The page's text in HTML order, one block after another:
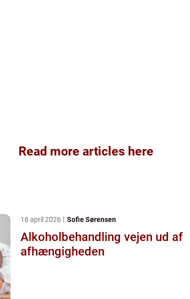
Read more articles here
18 april 2026 Sofie Sørensen
Alkoholbehandling vejen ud af
afhængigheden